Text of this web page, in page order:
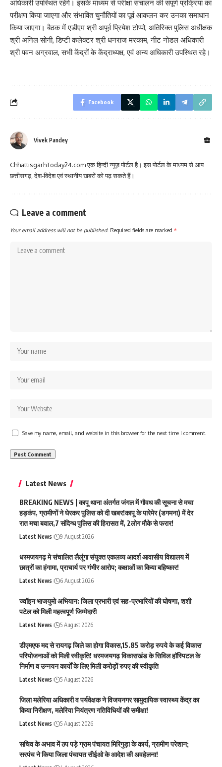
अधिकारी उपस्थित रहेंगे। इसके माध्यम से परीक्षा संचालन की संपूर्ण प्रक्रिया का
परीक्षण किया जाएगा और संभावित चुनौतियों का पूर्व आकलन कर उनका समाधान
किया जाएगा। बैठक में एडीएम श्री अपूर्व प्रियेश टोप्पो, अतिरिक्त पुलिस अधीक्षक
श्री अनिल सोनी, डिप्टी कलेक्टर श्री धनराज मरकाम, नीट नोडल अधिकारी
श्री पवन अग्रवाल, सभी केंद्रों के केंद्राध्यक्ष, एवं अन्य अधिकारी उपस्थित रहे।
Facebook
Vivek Pandey
ChhattisgarhToday24.com एक हिन्दी न्यूज़ पोर्टल है। इस पोर्टल के माध्यम से आप
छत्तीसगढ़, देश-विदेश एवं स्थानीय खबरों को पढ़ सकते हैं।
Leave a comment
Your email address will not be published. Required fields are marked *
Save my name, email, and website in this browser for the next time I comment.
Latest News
BREAKING NEWS | कापू थाना अंतर्गत जंगल में गौवध की सूचना से मचा
हड़कंप, ग्रामीणों ने घेरकर पुलिस को दी खबर!कापू के पारेमेर (डगमना) में देर
रात मचा बवाल,7 संदिग्ध पुलिस की हिरासत में, 2लोग मौके से फरार!
Latest News 9 August 2026
धरमजयगढ़ मे संचालित लैलूंगा संयुक्त एकलव्य आदर्श आवासीय विद्यालय में
छात्रों का हंगामा, प्राचार्य पर गंभीर आरोप; कक्षाओं का किया बहिष्कार!
Latest News 6 August 2026
ज्वॉइन भाजयुमो अभियान: जिला प्रभारी एवं सह-प्रभारियों की घोषणा, शशी
पटेल को मिली महत्वपूर्ण जिम्मेदारी
Latest News 5 August 2026
डीएमएफ मद से रायगढ़ जिले का होगा विकास,15.85 करोड़ रुपये के कई विकास
परियोजनाओं को मिली स्वीकृति! धरमजयगढ़ विकासखंड के सिविल हॉस्पिटल के
निर्माण व उन्नयन कार्यों के लिए मिली करोड़ों रुपए की स्वीकृति
Latest News 5 August 2026
जिला मलेरिया अधिकारी व पर्यवेक्षक ने विजयनगर सामुदायिक स्वास्थ्य केंद्र का
किया निरीक्षण, मलेरिया नियंत्रण गतिविधियों की समीक्षा!
Latest News 5 August 2026
सचिव के अभाव में ठप पड़े ग्राम पंचायत मिरिगुड़ा के कार्य, ग्रामीण परेशान;
सरपंच ने किया जिला पंचायत सीईओ के आदेश की अवहेलना!